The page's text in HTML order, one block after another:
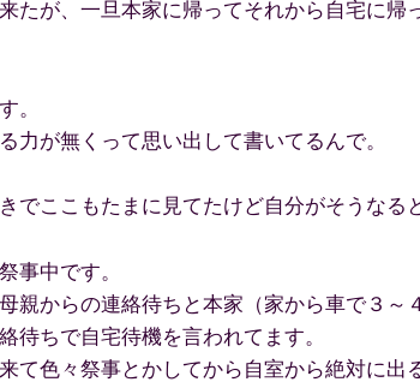
たが、一旦本家に帰ってそれから自宅に帰
。
力が無くって思い出して書いてるんで。
でここもたまに見てたけど自分がそうなる
事中です。
親からの連絡待ちと本家（家から車で３～
待ちで自宅待機を言われてます。
て色々祭事とかしてから自室から絶対に出